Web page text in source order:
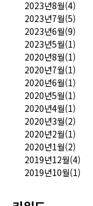
2023년8월(4)
2023년7월(5)
2023년6월(9)
2023년5월(1)
2020년8월(1)
2020년7월(1)
2020년6월(1)
2020년5월(1)
2020년4월(1)
2020년3월(2)
2020년2월(1)
2020년1월(2)
2019년12월(4)
2019년10월(1)